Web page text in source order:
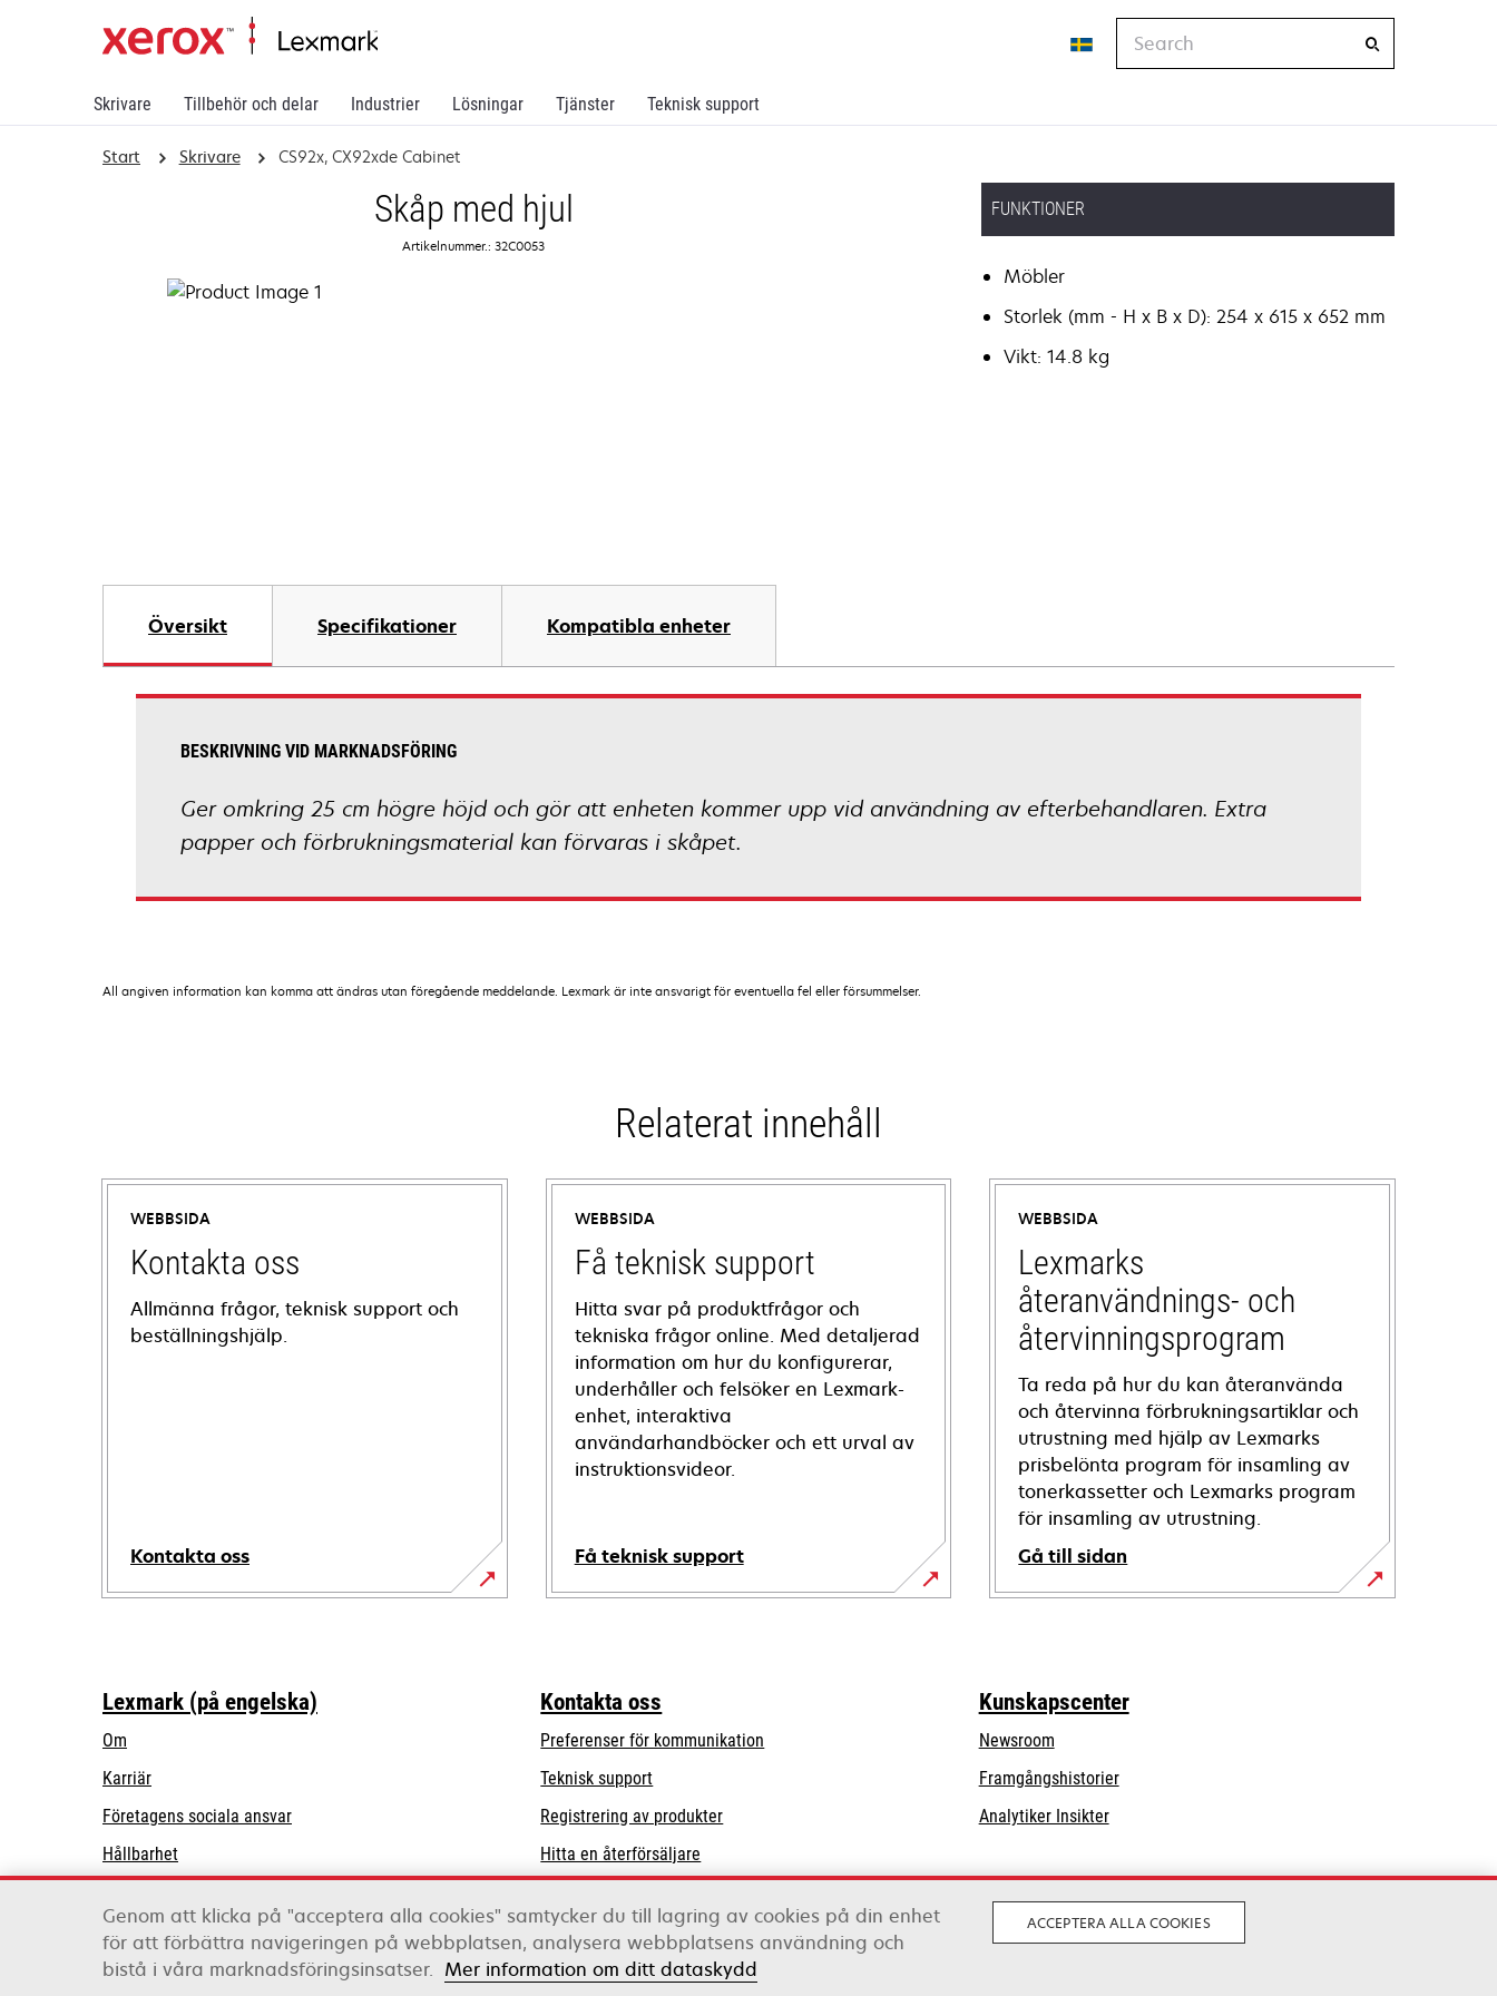
Skrivare Tillbehör och delar Industrier Lösningar Tjänster Teknisk support
Start Skrivare CS92x, CX92xde Cabinet
Skåp med hjul
Artikelnummer.: 32C0053
FUNKTIONER
Möbler
Storlek (mm - H x B x D): 254 x 615 x 652 mm
Vikt: 14.8 kg
Översikt Specifikationer Kompatibla enheter
BESKRIVNING VID MARKNADSFÖRING
Ger omkring 25 cm högre höjd och gör att enheten kommer upp vid användning av efterbehandlaren. Extra
papper och förbrukningsmaterial kan förvaras i skåpet.
All angiven information kan komma att ändras utan föregående meddelande. Lexmark är inte ansvarigt för eventuella fel eller försummelser.
Relaterat innehåll
WEBBSIDA
Kontakta oss
Allmänna frågor, teknisk support och
beställningshjälp.
Kontakta oss
WEBBSIDA
Få teknisk support
Hitta svar på produktfrågor och
tekniska frågor online. Med detaljerad
information om hur du konfigurerar,
underhåller och felsöker en Lexmark-
enhet, interaktiva
användarhandböcker och ett urval av
instruktionsvideor.
Få teknisk support
opens
tab
WEBBSIDA
Lexmarks
återanvändnings- och
återvinningsprogram
Ta reda på hur du kan återanvända
och återvinna förbrukningsartiklar och
utrustning med hjälp av Lexmarks
prisbelönta program för insamling av
tonerkassetter och Lexmarks program
för insamling av utrustning.
Gå till sidan
Lexmark (på engelska)
Om
Karriär
Företagens sociala ansvaropens
tab
Hållbarhet
Kontakta oss
Preferenser för kommunikation
Teknisk supportopens
a
new
tab
Registrering av produkter
Hitta en återförsäljare
Kunskapscenter
Newsroom
Framgångshistorier
Analytiker Insikter
Lexmark International, Inc., ett Xerox-företag
©2026 Med ensamrätt.
Genom att klicka på "acceptera alla cookies" samtycker du till lagring av cookies på din enhet
för att förbättra navigeringen på webbplatsen, analysera webbplatsens användning och
bistå i våra marknadsföringsinsatser. Mer information om ditt dataskydd
ACCEPTERA ALLA COOKIES